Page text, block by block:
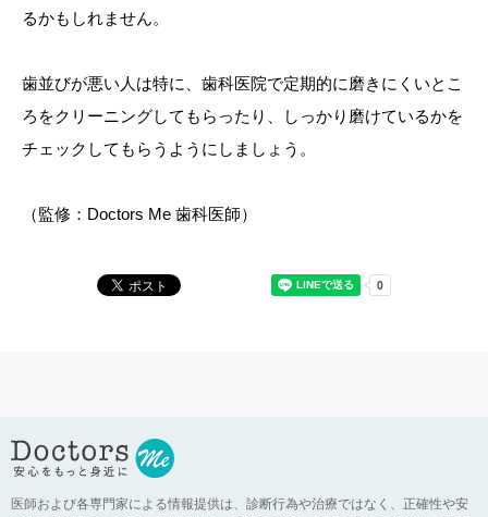
るかもしれません。
歯並びが悪い人は特に、歯科医院で定期的に磨きにくいとこ
ろをクリーニングしてもらったり、しっかり磨けているかを
チェックしてもらうようにしましょう。
（監修：Doctors Me 歯科医師）
医師および各専門家による情報提供は、診断行為や治療ではなく、正確性や安